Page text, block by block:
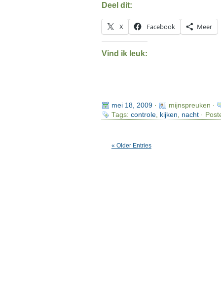
Deel dit:
X Facebook Meer
Vind ik leuk:
mei 18, 2009·
mijnspreuken ·
Tags: controle, kijken nacht·
« Older Entries